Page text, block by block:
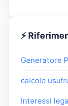
⚡
Generatore
calcolo
Interessi